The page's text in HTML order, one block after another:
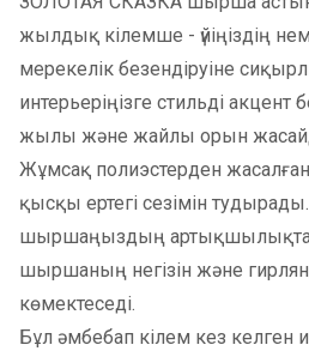
жылдық кілемше - үйіңіздің
мерекелік безендіруіне
интерьеріңізге стильді акцент
жылы және жайлы орын
Жұмсақ полиэстерден жасалған
қысқы ертегі сезімін
шыршаңыздың
шыршаның негізін және
көмектеседі.
Бұл әмбебап кілем кез келген